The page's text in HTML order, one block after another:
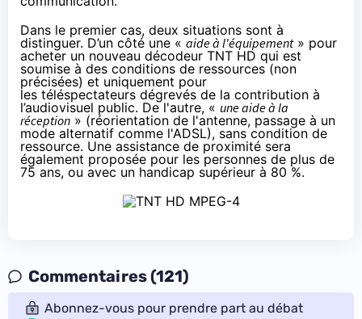
Dans le premier cas, deux situations sont à
distinguer. D’un côté une « aide à l'équipement» pour
acheter un nouveau décodeur TNT HD qui est
soumise à des conditions de ressources (non
précisées) et uniquement pour
les téléspectateurs dégrevés de la contribution à
l’audiovisuel public. De l'autre, « une aide à la
réception » (réorientation de l'antenne, passage à un
mode alternatif comme l'ADSL), sans condition de
ressource. Une assistance de proximité sera
également proposée pour les personnes de plus de
75 ans, ou avec un handicap supérieur à 80 %.
Commentaires (121)
Abonnez-vous pour prendre part au débat